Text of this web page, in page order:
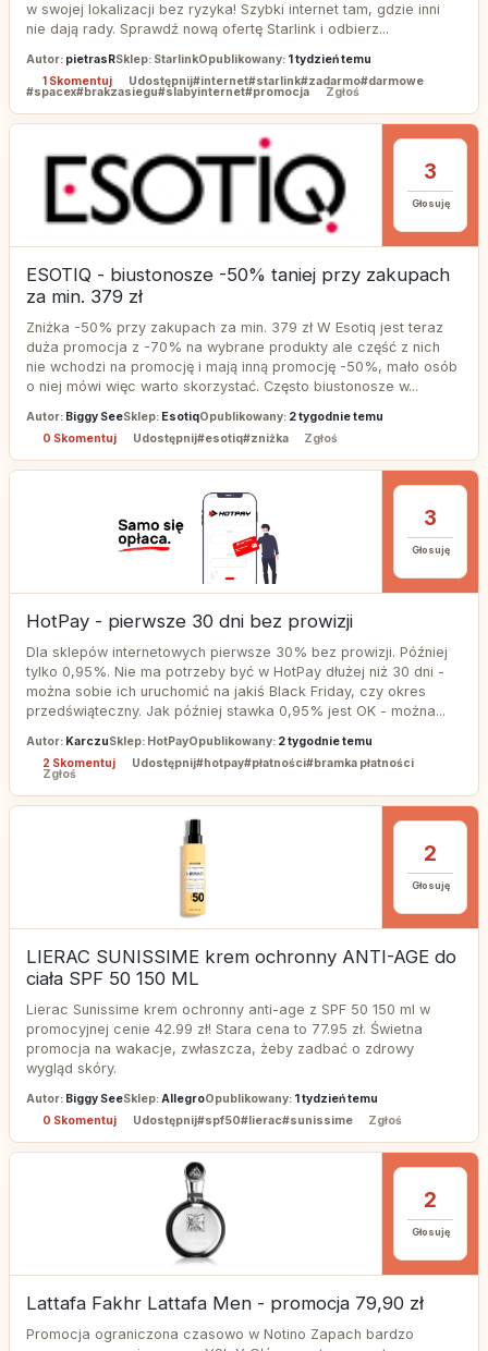
w swojej lokalizacji bez ryzyka! Szybki internet tam, gdzie inni
nie dają rady. Sprawdź nową ofertę Starlink i odbierz...
Autor: pietrasRSklep: StarlinkOpublikowany: 1 tydzień temu
1 Skomentuj Udostępnij#internet#starlink#zadarmo#darmowe
#spacex#brakzasiegu#slabyinternet#promocja Zgłoś
3
Głosuję
ESOTIQ - biustonosze -50% taniej przy zakupach
za min. 379 zł
Zniżka -50% przy zakupach za min. 379 zł W Esotiq jest teraz
duża promocja z -70% na wybrane produkty ale część z nich
nie wchodzi na promocję i mają inną promocję -50%, mało osób
o niej mówi więc warto skorzystać. Często biustonosze w...
Autor: Biggy SeeSklep: EsotiqOpublikowany: 2 tygodnie temu
0 Skomentuj Udostępnij#esotiq#zniżka Zgłoś
3
Głosuję
HotPay - pierwsze 30 dni bez prowizji
Dla sklepów internetowych pierwsze 30% bez prowizji. Później
tylko 0,95%. Nie ma potrzeby być w HotPay dłużej niż 30 dni -
można sobie ich uruchomić na jakiś Black Friday, czy okres
przedświąteczny. Jak później stawka 0,95% jest OK - można...
Autor: KarczuSklep: HotPayOpublikowany: 2 tygodnie temu
2 Skomentuj Udostępnij#hotpay#płatności#bramka płatności
Zgłoś
2
Głosuję
LIERAC SUNISSIME krem ochronny ANTI-AGE do
ciała SPF 50 150 ML
Lierac Sunissime krem ochronny anti-age z SPF 50 150 ml w
promocyjnej cenie 42.99 zł! Stara cena to 77.95 zł. Świetna
promocja na wakacje, zwłaszcza, żeby zadbać o zdrowy
wygląd skóry.
Autor: Biggy SeeSklep:AllegroOpublikowany: 1 tydzień temu
0 Skomentuj Udostępnij#spf50#lierac#sunissime Zgłoś
2
Głosuję
Lattafa Fakhr Lattafa Men - promocja 79,90 zł
Promocja ograniczona czasowo w Notino Zapach bardzo